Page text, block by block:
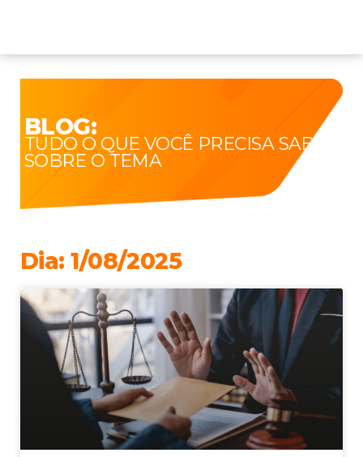
BLOG:
TUDO O QUE VOCÊ PRECISA SABER
SOBRE O TEMA
Dia: 1/08/2025